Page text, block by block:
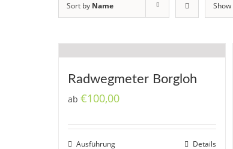
Sort by Name Show
Radwegmeter Borgloh
ab €100,00
Ausführung
Details